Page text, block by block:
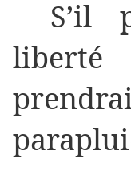
S’il
liberté